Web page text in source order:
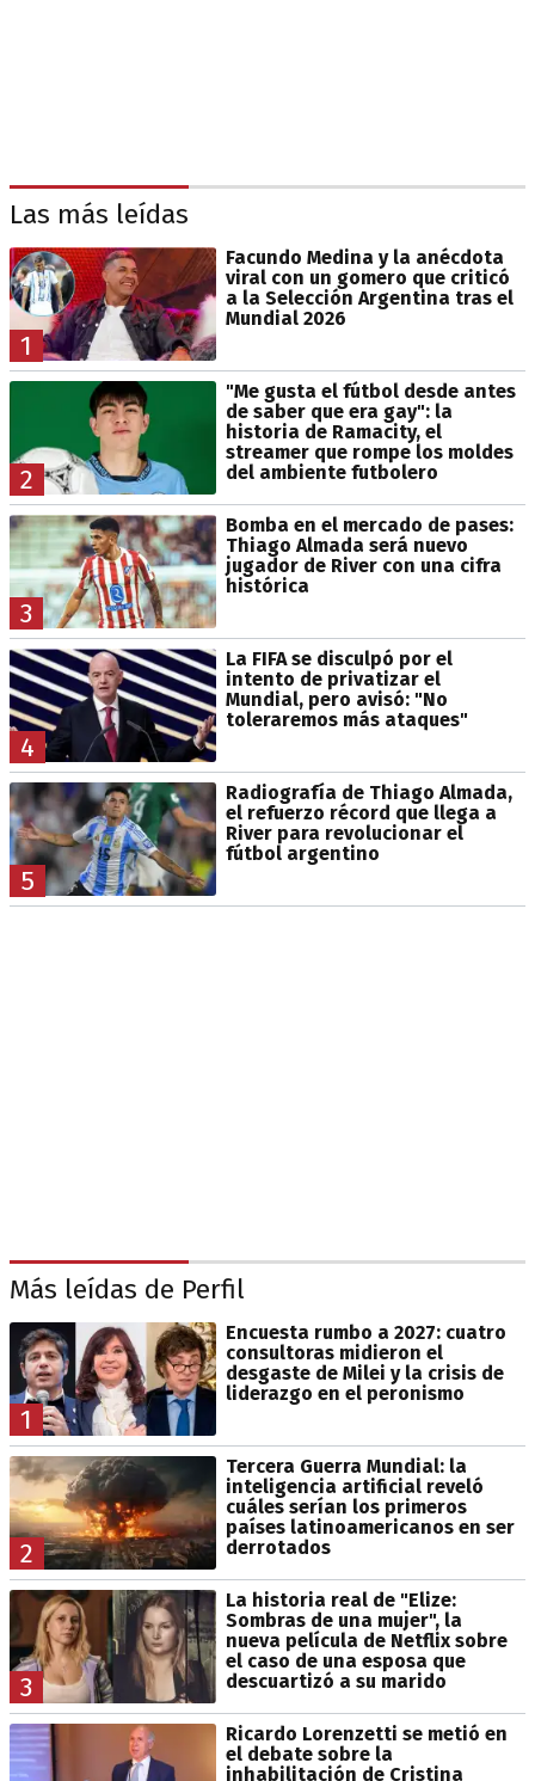
Las más leídas
1
Facundo Medina y la anécdota
viral con un gomero que criticó
a la Selección Argentina tras el
Mundial 2026
2
"Me gusta el fútbol desde antes
de saber que era gay": la
historia de Ramacity, el
streamer que rompe los moldes
del ambiente futbolero
3
Bomba en el mercado de pases:
Thiago Almada será nuevo
jugador de River con una cifra
histórica
4
La FIFA se disculpó por el
intento de privatizar el
Mundial, pero avisó: "No
toleraremos más ataques"
5
Radiografía de Thiago Almada,
el refuerzo récord que llega a
River para revolucionar el
fútbol argentino
Más leídas de Perfil
1
Encuesta rumbo a 2027: cuatro
consultoras midieron el
desgaste de Milei y la crisis de
liderazgo en el peronismo
2
Tercera Guerra Mundial: la
inteligencia artificial reveló
cuáles serían los primeros
países latinoamericanos en ser
derrotados
3
La historia real de "Elize:
Sombras de una mujer", la
nueva película de Netflix sobre
el caso de una esposa que
descuartizó a su marido
Ricardo Lorenzetti se metió en
el debate sobre la
inhabilitación de Cristina